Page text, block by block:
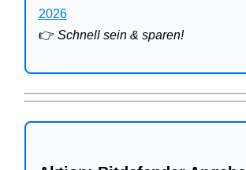
Ratgeber
2026
👉 Schnell sein & sparen!